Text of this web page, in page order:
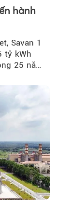
hành
Savan 1
tỷ kWh
25 năm